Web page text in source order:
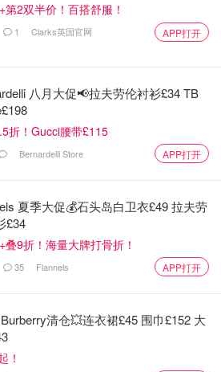
切成块，放入其他所有腌料，腌
第2双半价！百搭舒服！
1 Clarks英国官网 APP打开
八月大促📢拉夫劳伦衬衫£34 TB
折！Gucci腰带£115
Bernardelli Store APP打开
夏季大促💰石头岛白卫衣£49 拉夫劳
£34
叠9折！海量大牌打骨折！
35 Flannels APP打开
清仓💥连衣裙£45 围巾£152 大
！